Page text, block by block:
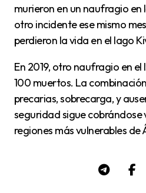
murieron en un naufragio en
otro incidente ese mismo
perdieron la vida en el lago
En 2019, otro naufragio en el lago Kivu dejó cerca de
100 muertos. La
precarias, sobrecarga, y
seguridad sigue cobrándose
regiones más vulnerables de